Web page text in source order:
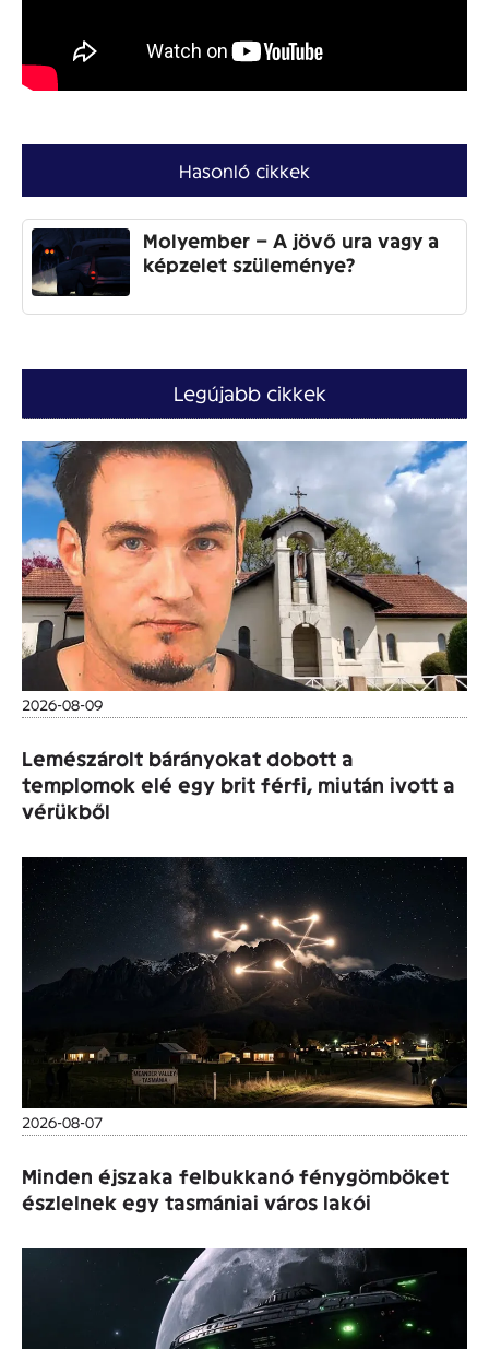
Hasonló cikkek
Molyember – A jövő ura vagy a
képzelet szüleménye?
Legújabb cikkek
2026-08-09
Lemészárolt bárányokat dobott a
templomok elé egy brit férfi, miután ivott a
vérükből
2026-08-07
Minden éjszaka felbukkanó fénygömböket
észlelnek egy tasmániai város lakói